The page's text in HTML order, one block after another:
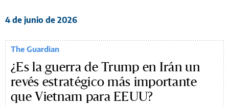
4 de junio de 2026
The Guardian
¿Es la guerra de Trump en Irán un
revés estratégico más importante
que Vietnam para EEUU?